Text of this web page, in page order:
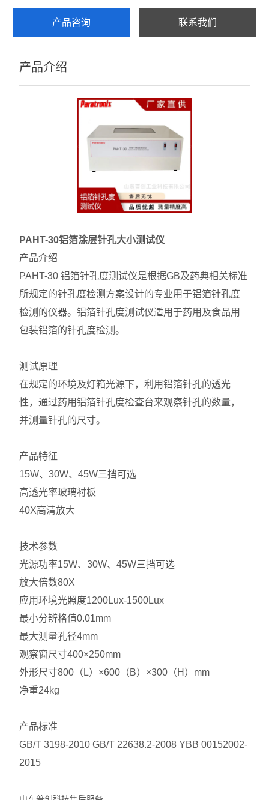
壁厚测试仪
产品咨询 联系我们
产品介绍
PAHT-30铝箔涂层针孔大小测试仪
产品介绍
PAHT-30 铝箔针孔度测试仪是根据GB及药典相关标准
所规定的针孔度检测方案设计的专业用于铝箔针孔度
检测的仪器。铝箔针孔度测试仪适用于药用及食品用
包装铝箔的针孔度检测。
测试原理
在规定的环境及灯箱光源下，利用铝箔针孔的透光
性，通过药用铝箔针孔度检查台来观察针孔的数量，
并测量针孔的尺寸。
产品特征
15W、30W、45W三挡可选
高透光率玻璃衬板
40X高清放大
技术参数
光源功率15W、30W、45W三挡可选
放大倍数80X
应用环境光照度1200Lux-1500Lux
最小分辨格值0.01mm
最大测量孔径4mm
观察窗尺寸400×250mm
外形尺寸800（L）×600（B）×300（H）mm
净重24kg
产品标准
GB/T 3198-2010 GB/T 22638.2-2008 YBB 00152002-
2015